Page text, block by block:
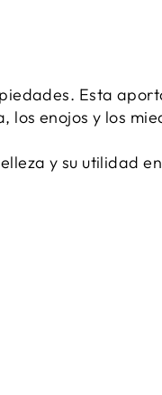
Esta
enojos y los
y su utilidad